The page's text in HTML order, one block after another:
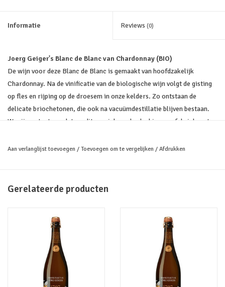
Informatie Reviews (0)
Joerg Geiger's Blanc de Blanc van Chardonnay (BIO)
De wijn voor deze Blanc de Blanc is gemaakt van hoofdzakelijk
Chardonnay. Na de vinificatie van de biologische wijn volgt de gisting
op fles en rijping op de droesem in onze kelders. Zo ontstaan ​​de
delicate briochetonen, die ook na vacuümdestillatie blijven bestaan.
We zijn er trots op dat we dit cruciale onderdeel in onze fabriek met
onze passie voor fijne specerijen, voortreffelijke kruiden en bloemen,
Geur/smaak: Appel, citrusvruchten en witte bloemen in delicate
: Blanc de Blanc bestaat voor 85% uit alcoholvrije wijn
(waarvan 80% Chardonnay en 20% Colombard druiven) en is verfijnd
met sap van appel, kruisbessen, mandarijnen, kruiden, bloesems en
specerijen. Toegevoegd koolzuurgas.
Aan verlanglijst toevoegen / Toevoegen om te vergelijken / Afdrukken
Gerelateerde producten